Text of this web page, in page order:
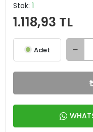
Stok: 1
1.118,93 TL
Adet